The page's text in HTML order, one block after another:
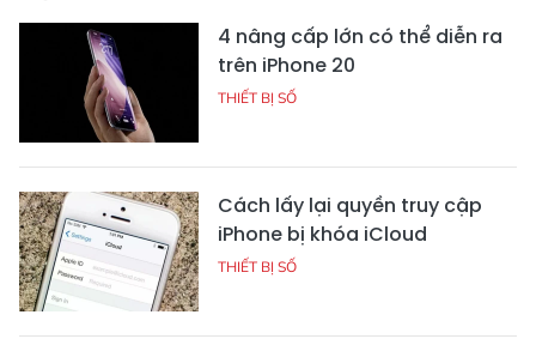
4 nâng cấp lớn có thể diễn ra
trên iPhone 20
THIẾT BỊ SỐ
Cách lấy lại quyền truy cập
iPhone bị khóa iCloud
THIẾT BỊ SỐ